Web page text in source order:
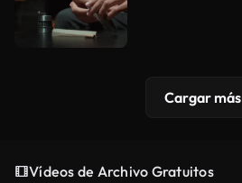
Cargar más
Vídeos de Archivo Gratuitos